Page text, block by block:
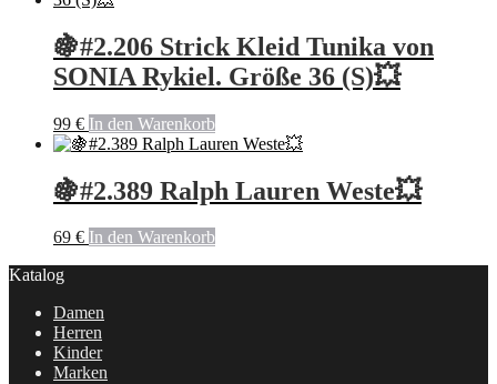
🍇#2.206 Strick Kleid Tunika von
SONIA Rykiel. Größe 36 (S)💥
99 € In den Warenkorb
🍇#2.389 Ralph Lauren Weste💥
69 € In den Warenkorb
Katalog
Damen
Herren
Kinder
Marken